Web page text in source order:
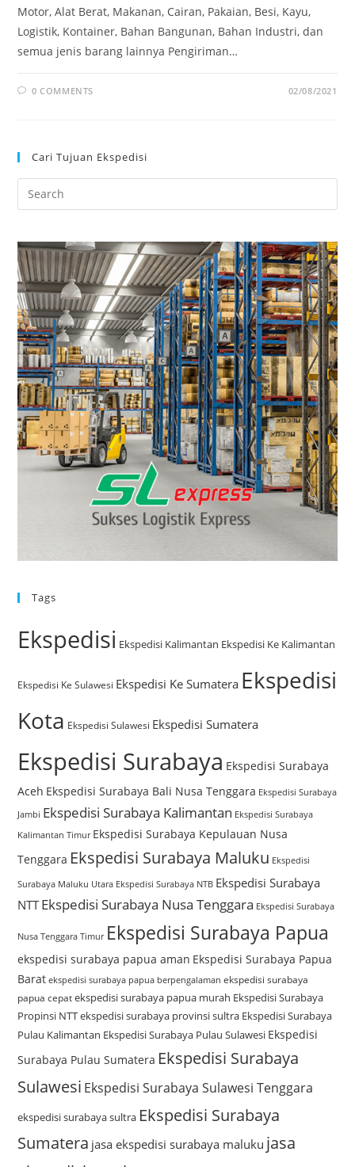
Motor, Alat Berat, Makanan, Cairan, Pakaian, Besi, Kayu,
Logistik, Kontainer, Bahan Bangunan, Bahan Industri, dan
semua jenis barang lainnya Pengiriman…
0 COMMENTS 02/08/2021
Cari Tujuan Ekspedisi
Tags
Ekspedisi Ekspedisi Kalimantan Ekspedisi Ke Kalimantan
Ekspedisi Ke Sulawesi Ekspedisi Ke Sumatera Ekspedisi
Kota Ekspedisi Sulawesi Ekspedisi Sumatera
Ekspedisi Surabaya Ekspedisi Surabaya
Aceh Ekspedisi Surabaya Bali Nusa Tenggara Ekspedisi Surabaya
Jambi Ekspedisi Surabaya Kalimantan Ekspedisi Surabaya
Kalimantan Timur Ekspedisi Surabaya Kepulauan Nusa
Tenggara Ekspedisi Surabaya Maluku Ekspedisi
Surabaya Maluku Utara Ekspedisi Surabaya NTB Ekspedisi Surabaya
NTTEkspedisi Surabaya Nusa Tenggara Ekspedisi Surabaya
Nusa Tenggara Timur Ekspedisi Surabaya Papua
ekspedisi surabaya papua aman Ekspedisi Surabaya Papua
Barat ekspedisi surabaya papua berpengalaman ekspedisi surabaya
papua cepat ekspedisi surabaya papua murah Ekspedisi Surabaya
Propinsi NTTekspedisi surabaya provinsi sultra Ekspedisi Surabaya
Pulau Kalimantan Ekspedisi Surabaya Pulau Sulawesi Ekspedisi
Surabaya Pulau Sumatera Ekspedisi Surabaya
Sulawesi Ekspedisi Surabaya Sulawesi Tenggara
ekspedisi surabaya sultra Ekspedisi Surabaya
Sumatera jasa ekspedisi surabaya maluku jasa